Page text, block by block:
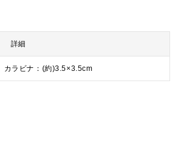
詳細
カラビナ：(約)3.5×3.5cm